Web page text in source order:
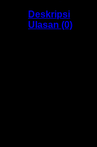
Deskripsi
Ulasan (0)